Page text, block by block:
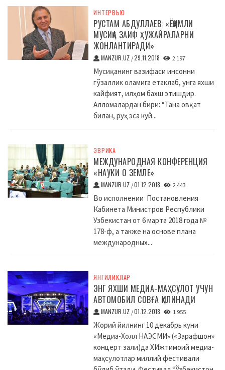
ИНТЕРВЬЮ
РУСТАМ АБДУЛЛАЕВ: «ЁҚИМЛИ
МУСИҚА ЗАИФ ҲУЖАЙРАЛАРНИ
ЖОНЛАНТИРАДИ»
MANZUR.UZ /29.11.2018 2 197
Мусиқанинг вазифаси инсонни
гўзаллик оламига етаклаб, унга яхши
кайфият, илҳом бахш этишдир.
Алломалардан бири: “Тана овқат
билан, руҳ эса куй...
ЭВРИКА
МЕЖДУНАРОДНАЯ КОНФЕРЕНЦИЯ
«НАУКИ О ЗЕМЛЕ»
MANZUR.UZ /01.12.2018 2 443
Во исполнении Постановления
Кабинета Министров Республики
Узбекистан от 6 марта 2018 года №
178-ф, а также на основе плана
международных...
ЯНГИЛИКЛАР
ЭНГ ЯХШИ МЕДИА-МАҲСУЛОТ УЧУН
АВТОМОБИЛ СОВҒА ҚИЛИНАДИ
MANZUR.UZ /01.12.2018 1 955
Жорий йилнинг 10 декабрь куни
«Медиа-Холл НАЭСМИ» («Зарафшон»
концерт зали)да XИжтимоий медиа-
маҳсулотлар миллий фестивали